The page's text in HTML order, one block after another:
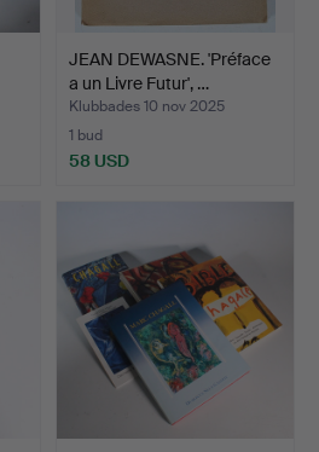
JEAN DEWASNE. 'Préface
a un Livre Futur', …
Klubbades 10 nov 2025
1 bud
58 USD